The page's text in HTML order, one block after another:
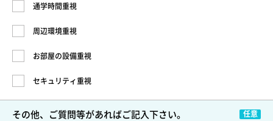
通学時間重視
周辺環境重視
お部屋の設備重視
セキュリティ重視
その他、ご質問等があればご記入下さい。